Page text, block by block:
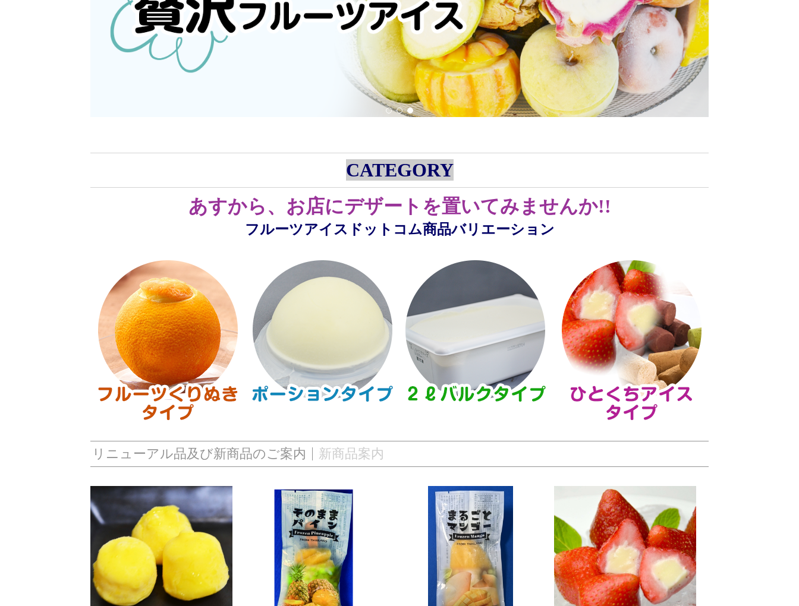
CATEGORY
あすから、お店にデザートを置いてみませんか!!
フルーツアイスドットコム商品バリエーション
新商品案内
リニューアル品及び新商品のご案内